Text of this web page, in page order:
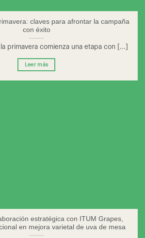
claves para afrontar la campaña
con éxito
primavera comienza una etapa con [...]
Leer más
estratégica con ITUM Grapes,
en mejora varietal de uva de mesa